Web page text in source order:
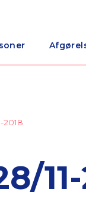
2018